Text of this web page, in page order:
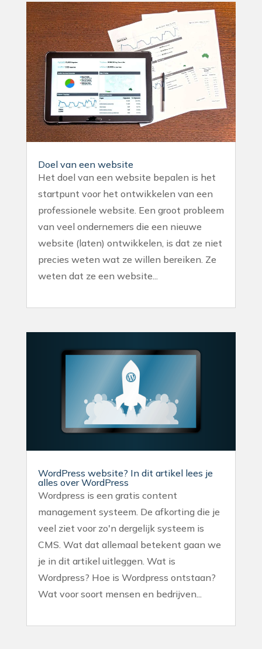
Doel van een website
Het doel van een website bepalen is het
startpunt voor het ontwikkelen van een
professionele website. Een groot probleem
van veel ondernemers die een nieuwe
website (laten) ontwikkelen, is dat ze niet
precies weten wat ze willen bereiken. Ze
weten dat ze een website...
WordPress website? In dit artikel lees je
alles over WordPress
Wordpress is een gratis content
management systeem. De afkorting die je
veel ziet voor zo'n dergelijk systeem is
CMS. Wat dat allemaal betekent gaan we
je in dit artikel uitleggen. Wat is
Wordpress? Hoe is Wordpress ontstaan?
Wat voor soort mensen en bedrijven...